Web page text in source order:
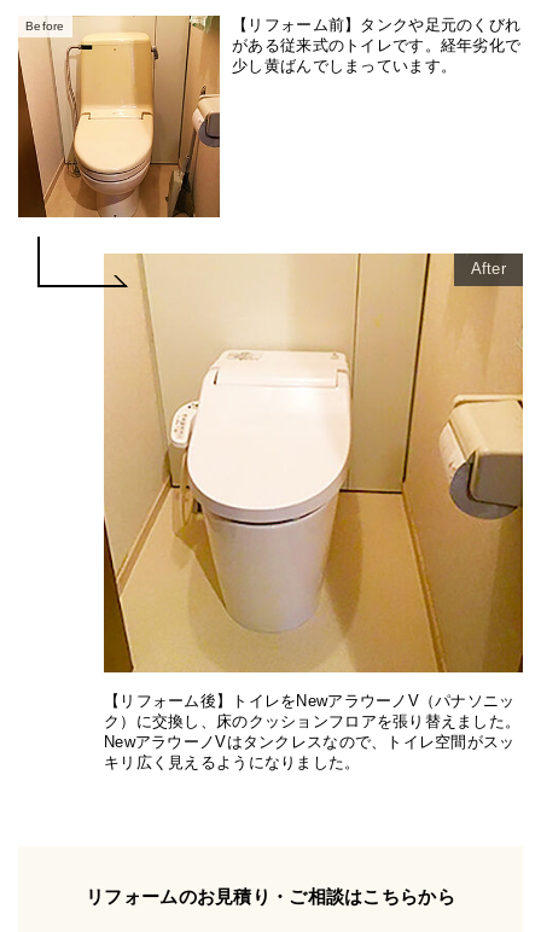
Before
【リフォーム前】タンクや足元のくびれ
がある従来式のトイレです。経年劣化で
少し黄ばんでしまっています。
After
【リフォーム後】トイレをNewアラウーノV（パナソニッ
ク）に交換し、床のクッションフロアを張り替えました。
NewアラウーノVはタンクレスなので、トイレ空間がスッ
キリ広く見えるようになりました。
リフォームのお見積り・ご相談はこちらから